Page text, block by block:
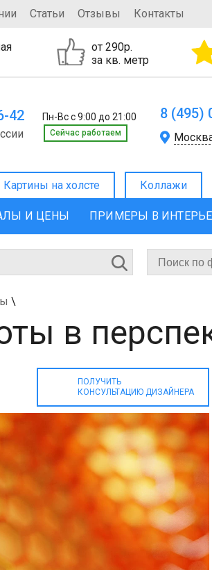
Статьи Отзывы Контакты
от 290р.
за кв. метр
42 Пн-Вс с 9:00 до 21:00
Cейчас работаем
8 (495)
Картины на холсте Коллажи
И ЦЕНЫ ПРИМЕРЫ В
\
в
ПОЛУЧИТЬ
КОНСУЛЬТАЦИЮ ДИЗАЙНЕРА